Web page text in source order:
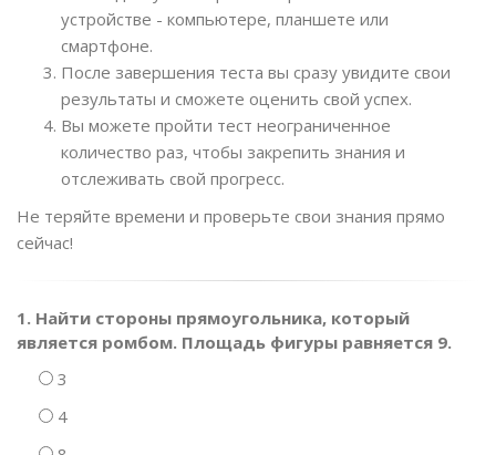
устройстве - компьютере, планшете или
смартфоне.
После завершения теста вы сразу увидите свои
результаты и сможете оценить свой успех.
Вы можете пройти тест неограниченное
количество раз, чтобы закрепить знания и
отслеживать свой прогресс.
Не теряйте времени и проверьте свои знания прямо
сейчас!
1. Найти стороны прямоугольника, который
является ромбом. Площадь фигуры равняется 9.
3
4